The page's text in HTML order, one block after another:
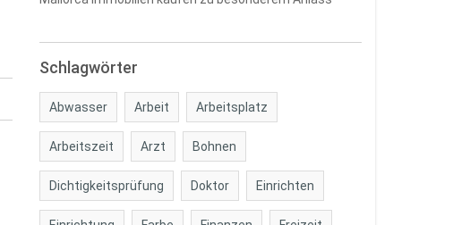
Schlagwörter
Abwasser Arbeit Arbeitsplatz
Arbeitszeit Arzt Bohnen
Dichtigkeitsprüfung Doktor Einrichten